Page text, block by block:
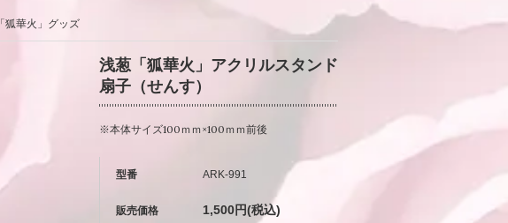
狐華火」グッズ
浅葱「狐華火」アクリルスタンド
扇子（せんす）
※本体サイズ100ｍｍ×100ｍｍ前後
型番 ARK-991
販売価格 1,500円(税込)